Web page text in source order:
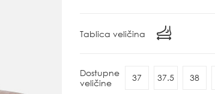
Tablica veličina
Dostupne
veličine
37 37.5 38